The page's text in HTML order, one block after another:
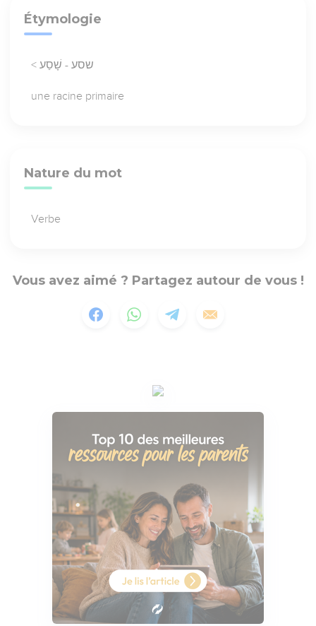
Étymologie
< שסע - שָׁסַע
une racine primaire
Nature du mot
Verbe
Vous avez aimé ? Partagez autour de vous !